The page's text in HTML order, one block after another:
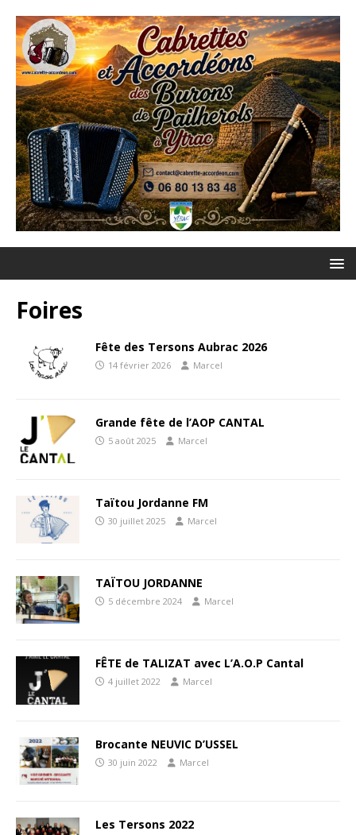
Foires
Fête des Tersons Aubrac 2026
14 février 2026 Marcel
Grande fête de l’AOP CANTAL
5 août 2025 Marcel
Taïtou Jordanne FM
30 juillet 2025 Marcel
TAÏTOU JORDANNE
5 décembre 2024 Marcel
FÊTE de TALIZAT avec L’A.O.P Cantal
4 juillet 2022 Marcel
Brocante NEUVIC D’USSEL
30 juin 2022 Marcel
Les Tersons 2022